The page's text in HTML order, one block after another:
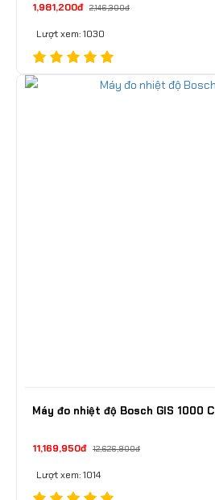
1,981,200đ 2,146,300đ
Lượt xem: 1030
Máy đo nhiệt độ Bosch GIS 1000 C
11,169,950đ 12,626,900đ
Lượt xem: 1014